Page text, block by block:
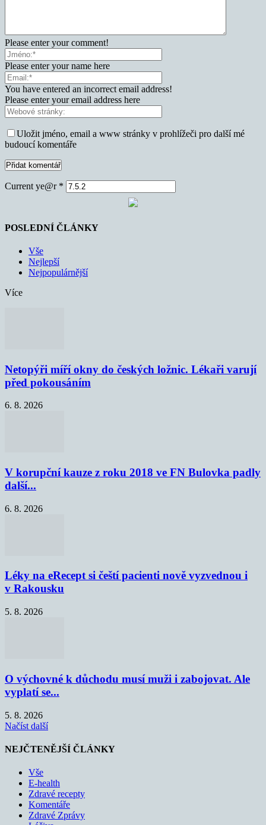
Please enter your comment!
Please enter your name here
You have entered an incorrect email address!
Please enter your email address here
Uložit jméno, email a www stránky v prohlížeči pro další mé
budoucí komentáře
Current ye@r *
POSLEDNÍ ČLÁNKY
Vše
Nejlepší
Nejpopulárnější
Více
Netopýři míří okny do českých ložnic. Lékaři varují
před pokousáním
6. 8. 2026
V korupční kauze z roku 2018 ve FN Bulovka padly
další...
6. 8. 2026
Léky na eRecept si čeští pacienti nově vyzvednou i
v Rakousku
5. 8. 2026
O výchovné k důchodu musí muži i zabojovat. Ale
vyplatí se...
5. 8. 2026
Načíst další
NEJČTENĚJŠÍ ČLÁNKY
Vše
E-health
Zdravé recepty
Komentáře
Zdravé Zprávy